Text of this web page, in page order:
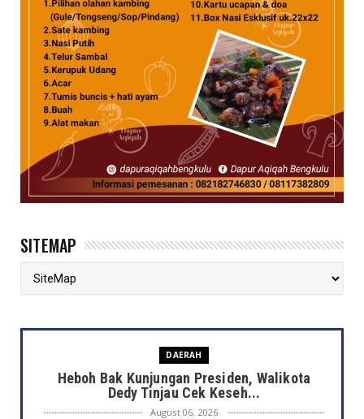
SITEMAP
DAERAH
Heboh Bak Kunjungan Presiden, Walikota
Dedy Tinjau Cek Keseh...
August 06, 2026